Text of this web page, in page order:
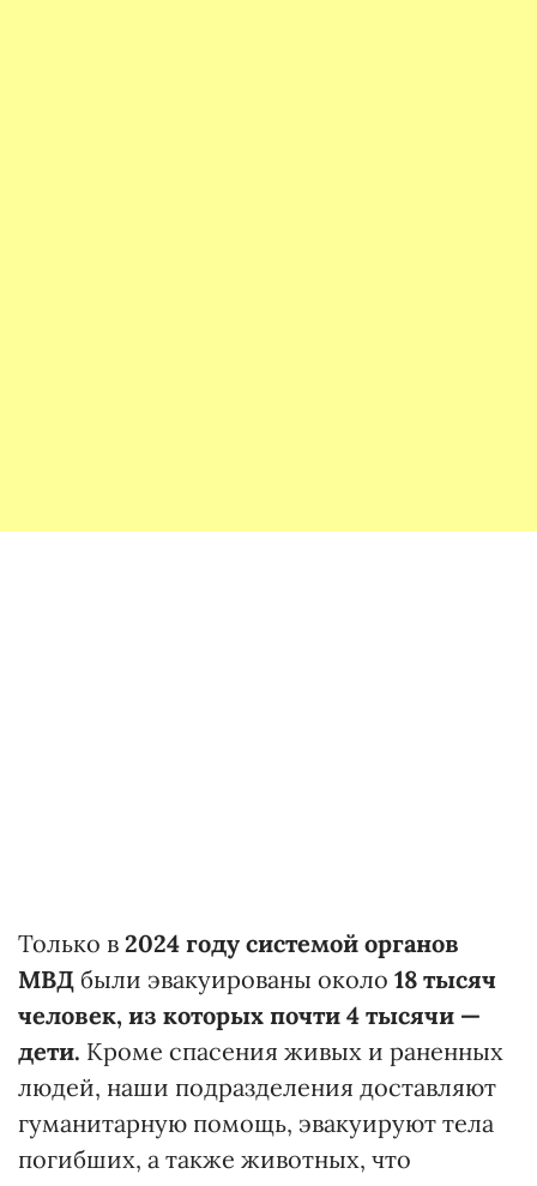
Только в 2024 году системой органов
МВД были эвакуированы около 18 тысяч
человек, из которых почти 4 тысячи —
дети. Кроме спасения живых и раненных
людей, наши подразделения доставляют
гуманитарную помощь, эвакуируют тела
погибших, а также животных, что